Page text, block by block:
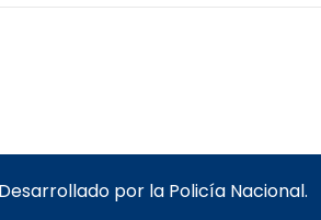
por la Policía Nacional.